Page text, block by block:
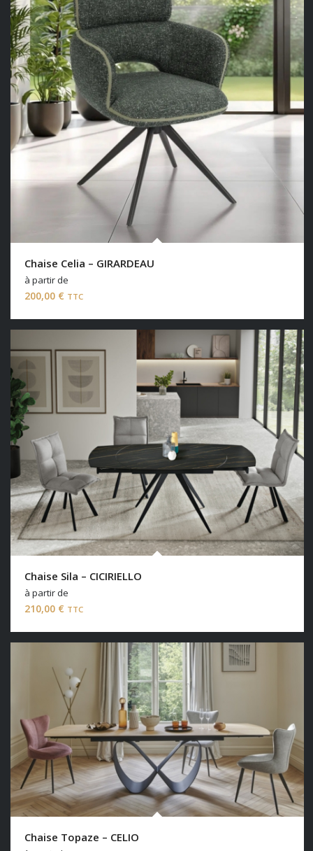
Chaise Celia – GIRARDEAU
à partir de
200,00 € TTC
Chaise Sila – CICIRIELLO
à partir de
210,00 € TTC
Chaise Topaze – CELIO